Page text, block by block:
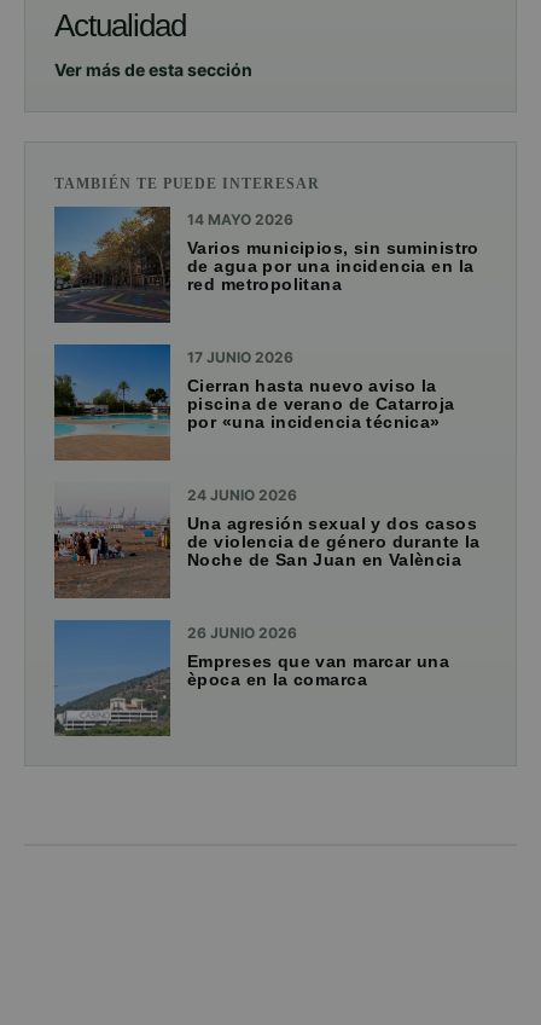
Actualidad
Ver más de esta sección
TAMBIÉN TE PUEDE INTERESAR
14 MAYO 2026
Varios municipios, sin suministro
de agua por una incidencia en la
red metropolitana
17 JUNIO 2026
Cierran hasta nuevo aviso la
piscina de verano de Catarroja
por «una incidencia técnica»
24 JUNIO 2026
Una agresión sexual y dos casos
de violencia de género durante la
Noche de San Juan en València
26 JUNIO 2026
Empreses que van marcar una
època en la comarca